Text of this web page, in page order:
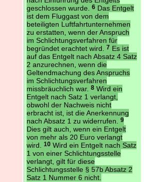
geschlossen wurde.
6Das Entgelt
ist dem Fluggast von dem
beteiligten Luftfahrtunternehmen
zu erstatten, wenn der Anspruch
im Schlichtungsverfahren für
begründet erachtet wird.
7Es ist
auf das Entgelt nach Absatz 4 Satz
2 anzurechnen, wenn die
Geltendmachung des Anspruchs
im Schlichtungsverfahren
missbräuchlich war. 8Wird ein
Entgelt nach Satz 1 verlangt,
obwohl der Nachweis nicht
erbracht ist, ist die Anerkennung
nach Absatz 1 zu widerrufen.
9
Dies gilt auch, wenn ein Entgelt
von mehr als 20 Euro verlangt
wird.
10Wird ein Entgelt nach Satz
1 von einer Schlichtungsstelle
verlangt, gilt für diese
Schlichtungsstelle § 57b Absatz 2
Satz 1 Nummer 6 nicht.